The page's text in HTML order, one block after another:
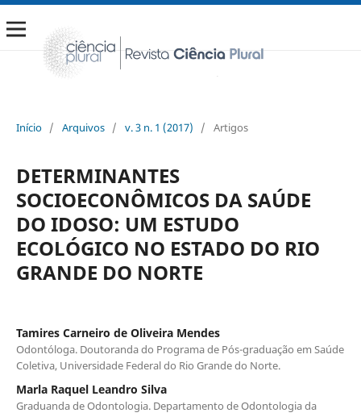
Início / Arquivos / v. 3 n. 1 (2017) / Artigos
DETERMINANTES
SOCIOECONÔMICOS DA SAÚDE
DO IDOSO: UM ESTUDO
ECOLÓGICO NO ESTADO DO RIO
GRANDE DO NORTE
Tamires Carneiro de Oliveira Mendes
Odontóloga. Doutoranda do Programa de Pós-graduação em Saúde
Coletiva, Universidade Federal do Rio Grande do Norte.
Marla Raquel Leandro Silva
Graduanda de Odontologia. Departamento de Odontologia da